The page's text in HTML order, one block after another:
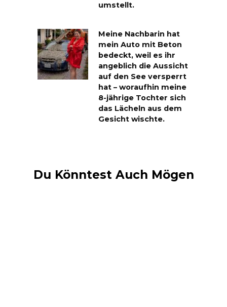
umstellt.
Meine Nachbarin hat
mein Auto mit Beton
bedeckt, weil es ihr
angeblich die Aussicht
auf den See versperrt
hat – woraufhin meine
8-jährige Tochter sich
das Lächeln aus dem
Gesicht wischte.
Du Könntest Auch Mögen